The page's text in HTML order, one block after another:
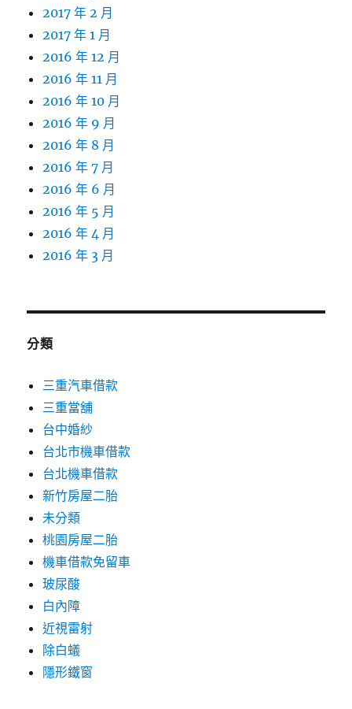
2017 年 2 月
2017 年 1 月
2016 年 12 月
2016 年 11 月
2016 年 10 月
2016 年 9 月
2016 年 8 月
2016 年 7 月
2016 年 6 月
2016 年 5 月
2016 年 4 月
2016 年 3 月
分類
三重汽車借款
三重當舖
台中婚紗
台北市機車借款
台北機車借款
新竹房屋二胎
未分類
桃園房屋二胎
機車借款免留車
玻尿酸
白內障
近視雷射
除白蟻
隱形鐵窗